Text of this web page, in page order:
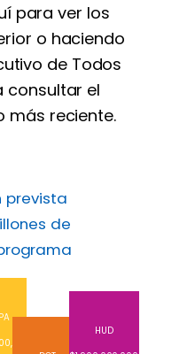
para ver los
o haciendo
de Todos
consultar el
más reciente.
prevista
de
HUD